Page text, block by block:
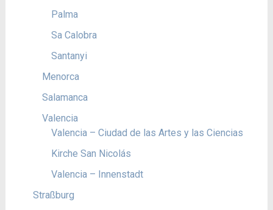
Palma
Sa Calobra
Santanyi
Menorca
Salamanca
Valencia
Valencia – Ciudad de las Artes y las Ciencias
Kirche San Nicolás
Valencia – Innenstadt
Straßburg